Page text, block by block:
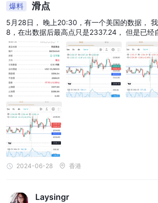
爆料 滑点
5月28日， 晚上20:30，有一个美国的数据，
8，在出数据后最高点只是2337.24， 但是已经
2024-06-28 香港
Laysingr